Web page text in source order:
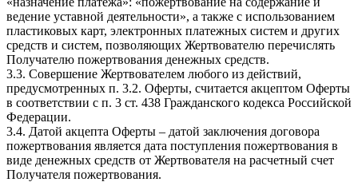
ведение уставной деятельности», а также с использованием
пластиковых карт, электронных платежных систем и других
средств и систем, позволяющих Жертвователю перечислять
Получателю пожертвования денежных средств.
3.3. Совершение Жертвователем любого из действий,
предусмотренных п. 3.2. Оферты, считается акцептом Оферты
в соответствии с п. 3 ст. 438 Гражданского кодекса Российской
Федерации.
3.4. Датой акцепта Оферты – датой заключения договора
пожертвования является дата поступления пожертвования в
виде денежных средств от Жертвователя на расчетный счет
Получателя пожертвования.